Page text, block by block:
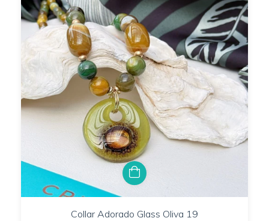
Collar Adorado Glass Oliva 19